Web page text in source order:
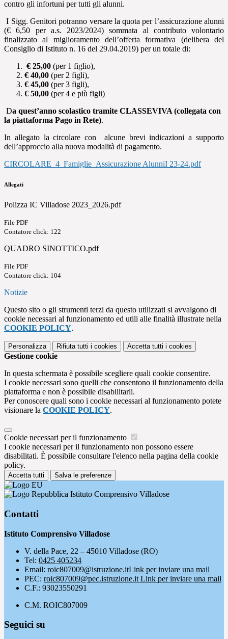
contro gli infortuni per tutti gli alunni.
I Sigg. Genitori potranno versare la quota per l’assicurazione alunni
(€ 6,50 per a.s. 2023/2024) sommata al contributo volontario
finalizzato al miglioramento dell’offerta formativa (delibera del
Consiglio di Istituto n. 16 del 29.04.2019) per un totale di:
€ 25,00 (per 1 figlio),
€ 40,00 (per 2 figli),
€ 45,00 (per 3 figli),
€ 50,00 (per 4 e più figli)
Da quest’anno scolastico tramite CLASSEVIVA (collegata con
la piattaforma Pago in Rete).
In allegato la circolare con alcune brevi indicazioni a supporto
dell’approccio alla nuova modalità di pagamento.
CIRCOLARE_4_Famiglie_Assicurazione AlunniI 23-24.pdf
Allegati
Polizza IC Villadose 2023_2026.pdf
File PDF
Contatore click: 122
QUADRO SINOTTICO.pdf
File PDF
Contatore click: 104
Notizie
Questo sito o gli strumenti terzi da questo utilizzati si avvalgono di
cookie necessari al funzionamento ed utili alle finalità illustrate nella
COOKIE POLICY.
Personalizza Rifiuta tutti i cookies Accetta tutti i cookies
Gestione cookie
In questa schermata è possibile scegliere quali cookie consentire.
I cookie necessari sono quelli che consentono il funzionamento della
piattaforma e non è possibile disabilitarli.
Per conoscere quali sono i cookie necessari al funzionamento potete
visionare la COOKIE POLICY.
Cookie necessari per il funzionamento
I cookie necessari per il funzionamento non possono essere
disabilitati. È possibile consultare l'elenco nella pagina della cookie
policy.
Accetta tutti Salva le preferenze
Istituto Comprensivo Villadose
Contatti
Istituto Comprensivo Villadose
V. della Pace, 22 – 45010 Villadose (RO)
Tel: 0425 405234
Email: roic807009@istruzione.itLink per inviare una mail
PEC: roic807009@pec.istruzione.it Link per inviare una mail
C.F.: 93023550291
C.M. ROIC807009
Seguici su